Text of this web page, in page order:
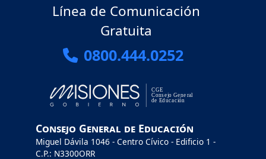
Consejo General de Educación
Miguel Dávila 1046 - Centro Cívico - Edificio 1 -
C.P.: N3300ORR
Línea de Comunicación
Gratuita
0800.444.0252